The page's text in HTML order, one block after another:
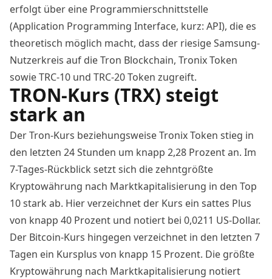
erfolgt über eine Programmierschnittstelle
(Application Programming Interface, kurz: API), die es
theoretisch möglich macht, dass der riesige Samsung-
Nutzerkreis auf die Tron Blockchain, Tronix Token
sowie TRC-10 und TRC-20 Token zugreift.
TRON-Kurs (TRX) steigt
stark an
DerTron-Kurs beziehungsweise Tronix Token stieg in
den letzten 24 Stunden um knapp 2,28 Prozent an. Im
7-Tages-Rückblick setzt sich die zehntgrößte
Kryptowährung nach Marktkapitalisierung in den Top
10 stark ab. Hier verzeichnet der Kurs ein sattes Plus
von knapp 40 Prozent und notiert bei 0,0211 US-Dollar.
Der Bitcoin-Kurs hingegen verzeichnet in den letzten 7
Tagen ein Kursplus von knapp 15 Prozent. Die größte
Kryptowährung nach Marktkapitalisierung notiert